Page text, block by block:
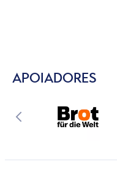
APOIADORES